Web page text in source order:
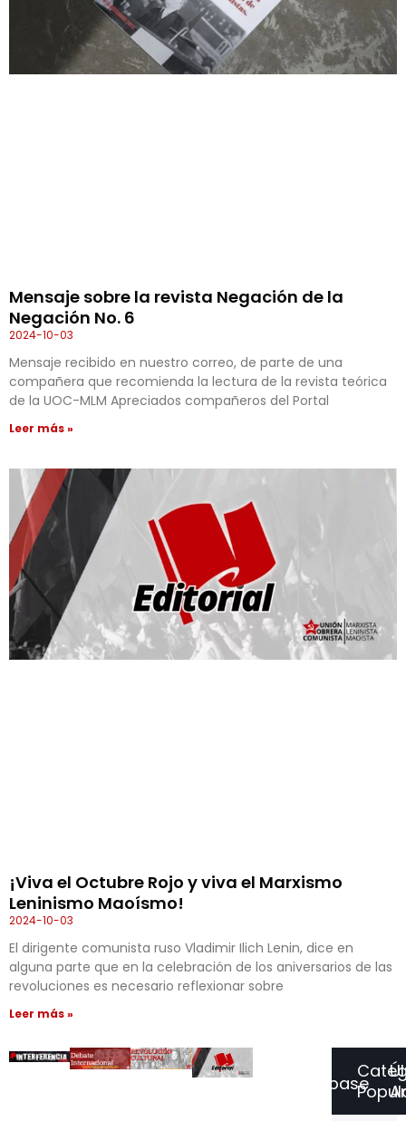
Mensaje sobre la revista Negación de la
Negación No. 6
2024-10-03
Mensaje recibido en nuestro correo, de parte de una
compañera que recomienda la lectura de la revista teórica
de la UOC-MLM Apreciados compañeros del Portal
Leer más »
¡Viva el Octubre Rojo y viva el Marxismo
Leninismo Maoísmo!
2024-10-03
El dirigente comunista ruso Vla­dimir Ilich Lenin, dice en
alguna parte que en la celebración de los aniversarios de las
revoluciones es necesario reflexionar sobre
Leer más »
Suscríbase